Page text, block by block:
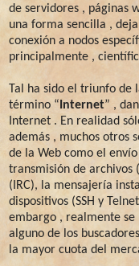
de servidores , páginas
una forma sencilla ,
conexión a nodos
principalmente ,
Tal ha sido el triunfo de
término “ Internet” ,
Internet . En realidad
además , muchos otros
de la Web como el
transmisión de archivos
(IRC), la mensajería
dispositivos (SSH y
embargo , realmente se
alguno de los
la mayor cuota del